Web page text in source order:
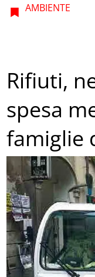
AMBIENTE
Rifiuti,
spesa
famiglie